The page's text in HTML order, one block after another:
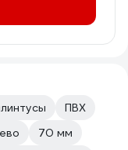
ПВХ
70 мм